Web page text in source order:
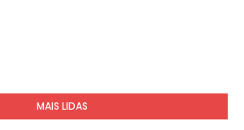
MAIS LIDAS